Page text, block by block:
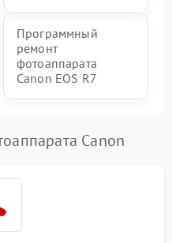
Программный
ремонт
фотоаппарата
Canon EOS R7
Canon